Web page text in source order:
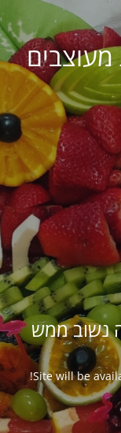
מעוצבים
נשוב ממש
Site will be